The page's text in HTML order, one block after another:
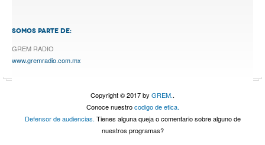
SOMOS PARTE DE:
GREM RADIO
www.gremradio.com.mx
Copyright © 2017 by GREM..
Conoce nuestrocodigo de etica.
Defensor de audiencias. Tienes alguna queja o comentario sobre alguno de
nuestros programas?